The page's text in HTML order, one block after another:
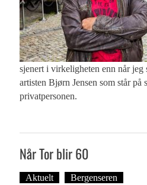
sjenert i virkeligheten enn når jeg
artisten Bjørn Jensen som står på
privatpersonen.
Når Tor blir 60
Aktuelt Bergenseren